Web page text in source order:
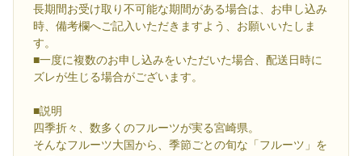
長期間お受け取り不可能な期間がある場合は、お申し込み
時、備考欄へご記入いただきますよう、お願いいたしま
す。
■一度に複数のお申し込みをいただいた場合、配送日時に
ズレが生じる場合がございます。
■説明
四季折々、数多くのフルーツが実る宮崎県。
そんなフルーツ大国から、季節ごとの旬な「フルーツ」を